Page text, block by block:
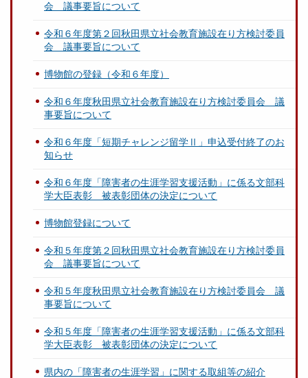
会 議事要旨について
令和６年度第２回秋田県立社会教育施設在り方検討委員
会 議事要旨について
博物館の登録（令和６年度）
令和６年度秋田県立社会教育施設在り方検討委員会 議
事要旨について
令和６年度「短期チャレンジ留学Ⅱ」申込受付終了のお
知らせ
令和６年度「障害者の生涯学習支援活動」に係る文部科
学大臣表彰 被表彰団体の決定について
博物館登録について
令和５年度第２回秋田県立社会教育施設在り方検討委員
会 議事要旨について
令和５年度秋田県立社会教育施設在り方検討委員会 議
事要旨について
令和５年度「障害者の生涯学習支援活動」に係る文部科
学大臣表彰 被表彰団体の決定について
県内の「障害者の生涯学習」に関する取組等の紹介